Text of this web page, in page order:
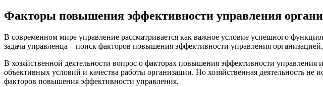
Факторы повышения эффективности управления
В современном мире управление рассматривается как важное условие успешного
задача управленца – поиск факторов повышения эффективности управления
В хозяйственной деятельности вопрос о факторах повышения эффективности
объективных условий и качества работы организации. Но хозяйственная деятельность
факторов повышения эффективности управления.